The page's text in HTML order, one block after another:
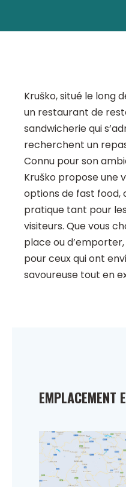
Kruško, situé le long
un restaurant de
sandwicherie qui
recherchent un
Connu pour son
Kruško propose une
options de fast food,
pratique tant pour
visiteurs. Que vous
place ou
pour ceux qui ont
savoureuse tout en
EMPLACEMENT